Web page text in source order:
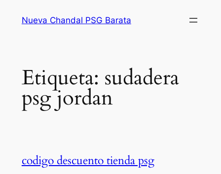
Nueva Chandal PSG Barata
Etiqueta: sudadera
psg jordan
codigo descuento tienda psg